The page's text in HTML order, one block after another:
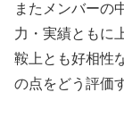
またメンバーの
力・実績ともに
鞍上とも好相性
の点をどう評価